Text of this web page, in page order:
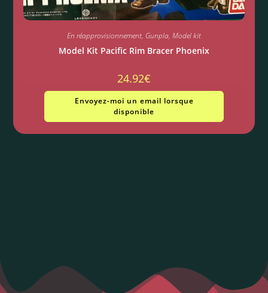
En réapprovisionnement, Gunpla, Model kit
Model Kit Pacific Rim Bracer Phoenix
24.92€
Envoyez-moi un email lorsque
disponible